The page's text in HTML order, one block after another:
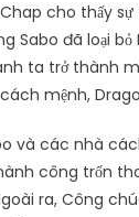
cho thấy
Sabo đã loại
ta trở thành
mệnh,
và các nhà
công trốn
ra, Công